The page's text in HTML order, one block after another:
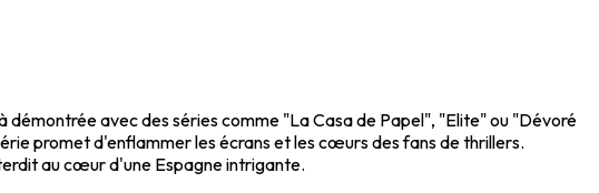
avec des séries comme "La Casa de Papel", "Elite" ou "Dévoré
promet d'enflammer les écrans et les cœurs des fans de thrillers.
au cœur d'une Espagne intrigante.